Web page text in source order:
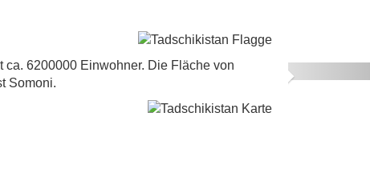
Next
6200000 Einwohner. Die Fläche von
Somoni.